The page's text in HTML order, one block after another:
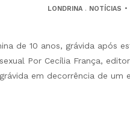
LONDRINA. NOTÍCIAS
de 10 anos, grávida após
Por Cecília França,
em decorrência de um